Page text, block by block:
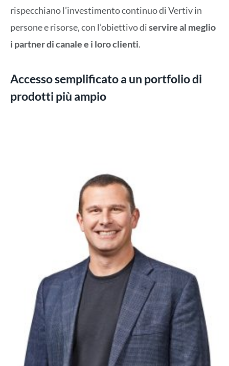
rispecchiano l’investimento continuo di Vertiv in
persone e risorse, con l’obiettivo diservire al meglio
i partner di canale e i loro clienti.
Accesso semplificato a un portfolio di
prodotti più ampio